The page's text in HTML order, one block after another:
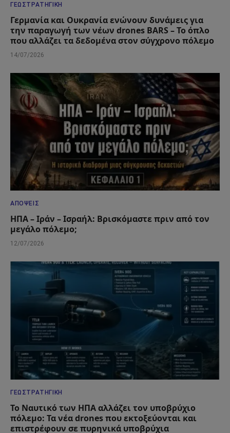
ΓΕΩΣΤΡΑΤΗΓΙΚΉ
Γερμανία και Ουκρανία ενώνουν δυνάμεις για
την παραγωγή των νέων drones BARS – Το όπλο
που αλλάζει τα δεδομένα στον σύγχρονο πόλεμο
14/07/2026
ΑΠΌΨΕΙΣ
ΗΠΑ – Ιράν – Ισραήλ: Βρισκόμαστε πριν από τον
μεγάλο πόλεμο;
12/07/2026
ΓΕΩΣΤΡΑΤΗΓΙΚΉ
Το Ναυτικό των ΗΠΑ αλλάζει τον υποβρύχιο
πόλεμο: Τα νέα drones που εκτοξεύονται και
επιστρέφουν σε πυρηνικά υποβρύχια